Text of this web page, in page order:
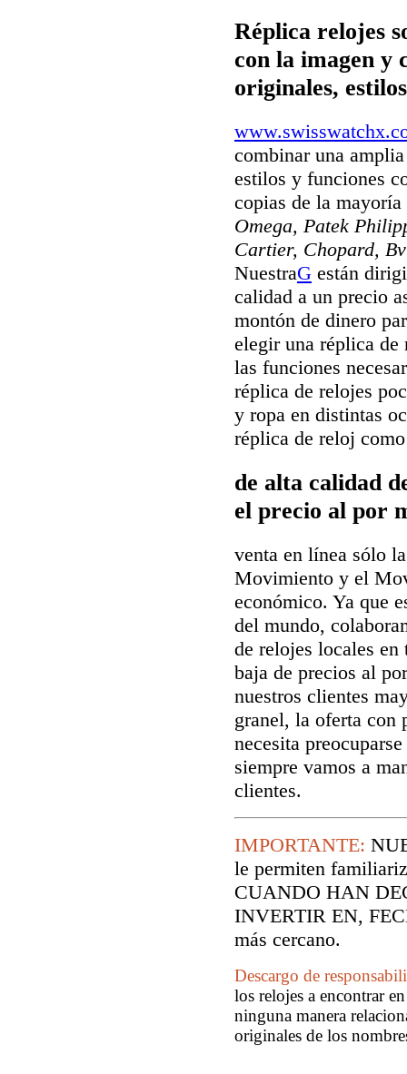
Réplica relojes
con la imagen y
originales,
combinar una
estilos y funciones
copias de la
Omega, Patek
Cartier, Chopard,
NuestraG están
calidad a un precio
montón de dinero
elegir una réplica
las funciones
réplica de relojes
y ropa en distintas
réplica de reloj
de alta calidad
el precio al por
venta en línea sólo
Movimiento y el
económico. Ya que
del mundo,
de relojes locales
baja de precios al
nuestros clientes
granel, la oferta con
necesita
siempre vamos a
clientes.
IMPORTANTE:
le permiten
CUANDO HAN
INVERTIR EN,
más cercano.
Descargo de
los relojes a encontrar
ninguna manera
originales de los